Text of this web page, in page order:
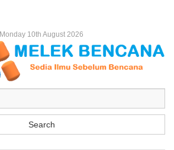
Monday 10th August 2026
Search